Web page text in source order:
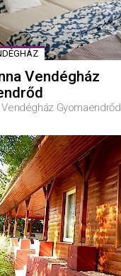
Vendégház
Gyomaendrőd